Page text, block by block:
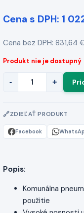
Cena s DPH: 1
Cena bez DPH: 831,64
Produkt nie je dostupný
- +
ZDIEĽAŤ PRODUKT
Facebook
Popis:
Komunálna
použitie